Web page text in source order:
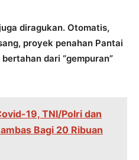
diragukan. Otomatis,
proyek penahan Pantai
dari “gempuran”
19, TNI/Polri dan
Bagi 20 Ribuan